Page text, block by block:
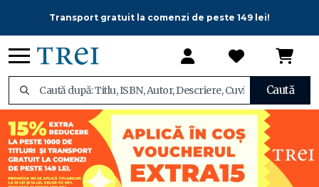
Transport gratuit la comenzi de peste 149 lei!
Caută